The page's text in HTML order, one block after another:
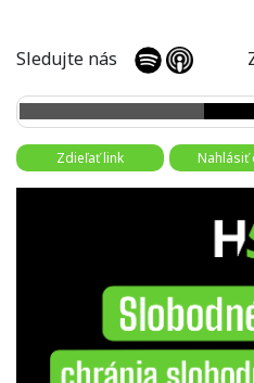
Sledujte nás
Zdieľať link Nahlásiť